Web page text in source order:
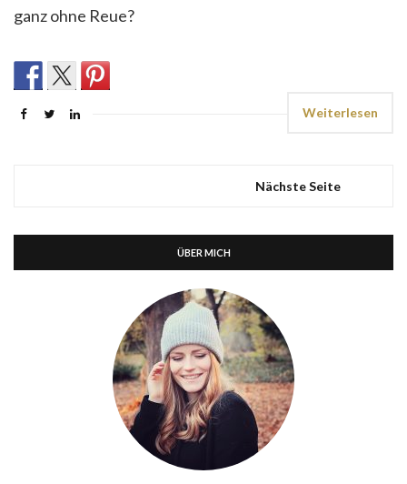
ganz ohne Reue?
Weiterlesen
Nächste Seite
ÜBER MICH